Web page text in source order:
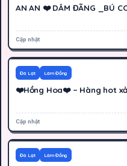
AN AN ❤️ DÂM ĐÃNG _BÚ
Cập nhật
300K
Đà Lạt Lâm Đồng
❤️Hồng Hoa❤️ – Hàng hot
Cập nhật
400K
Đà Lạt Lâm Đồng